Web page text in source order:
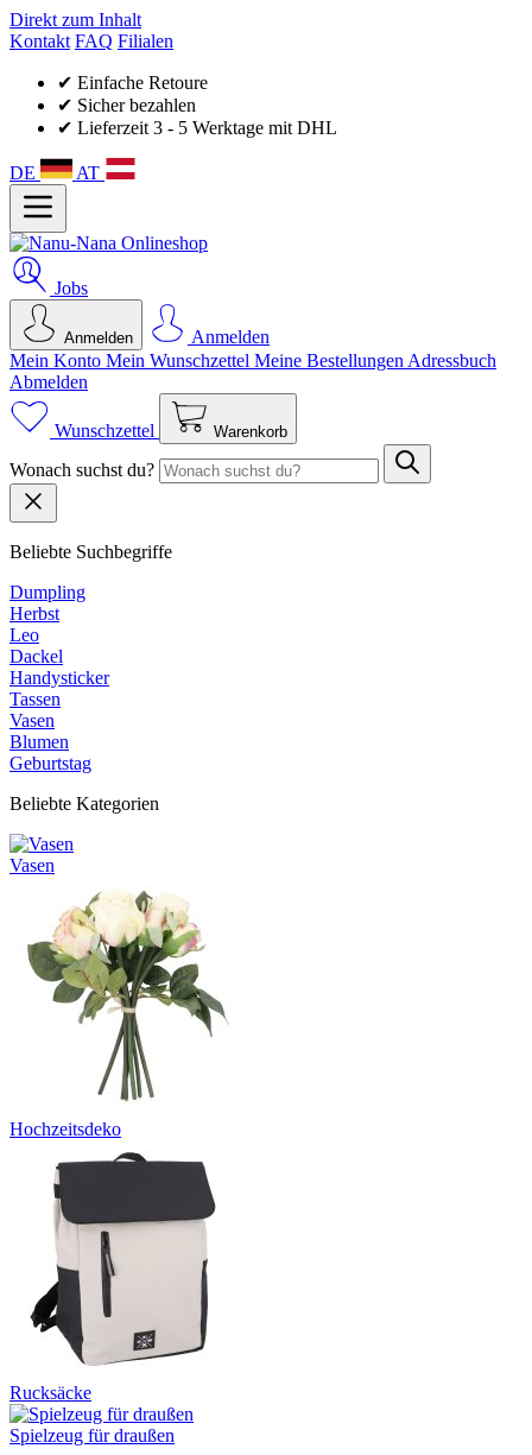
Direkt zum Inhalt
Kontakt FAQ Filialen
✔ Einfache Retoure
✔ Sicher bezahlen
✔ Lieferzeit 3 - 5 Werktage mit DHL
DE AT
Jobs
Anmelden
Anmelden
Mein Konto Mein Wunsch­zettel Meine Bestellungen Adressbuch
Abmelden
Wunschzettel Warenkorb
Wonach suchst du?
Beliebte Suchbegriffe
Dumpling
Herbst
Leo
Dackel
Handysticker
Tassen
Vasen
Blumen
Geburtstag
Beliebte Kategorien
Vasen
Hochzeitsdeko
Rucksäcke
Spielzeug für draußen